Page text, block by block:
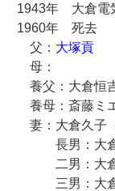
1943年 大倉電
1960年 死去
父： 大塚貢
母：
養父：大倉恒
養母：斎藤ミエ
妻：大倉久子（
長男：大倉
二男：大倉
三男：大倉